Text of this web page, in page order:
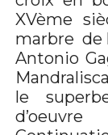
XVème
marbre de
Antonio
le